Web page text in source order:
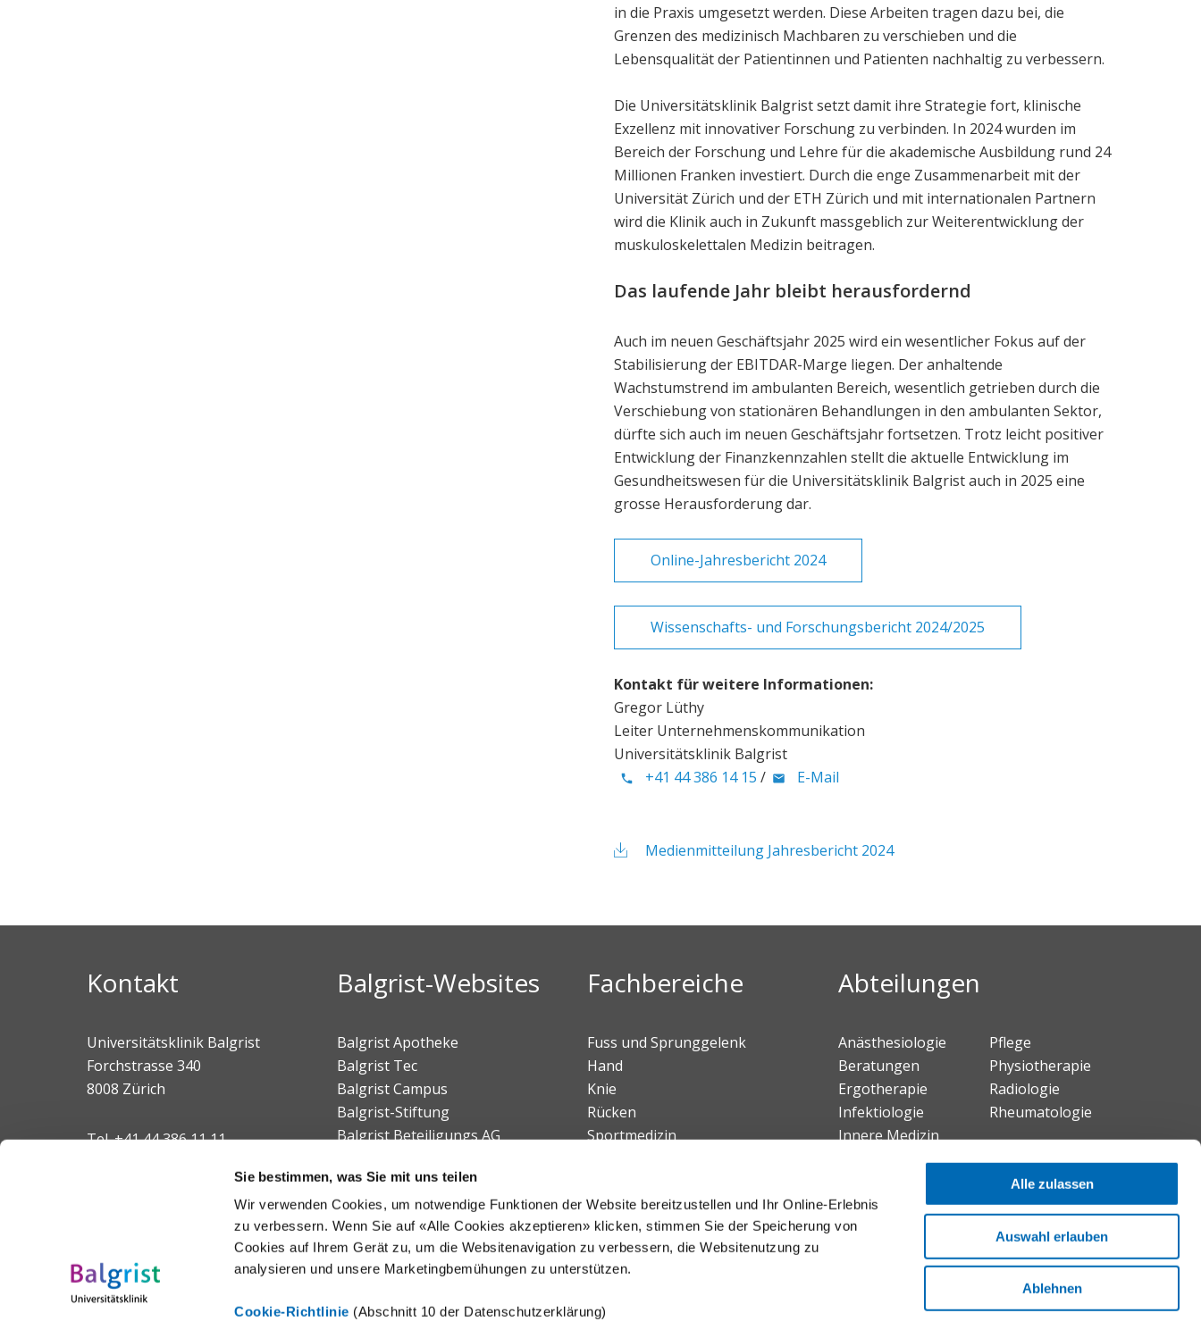
Sie bestimmen, was Sie mit uns teilen
Wir verwenden Cookies, um notwendige Funktionen der Website bereitzustellen und Ihr Online-Erlebnis
zu verbessern. Wenn Sie auf «Alle Cookies akzeptieren» klicken, stimmen Sie der Speicherung von
Cookies auf Ihrem Gerät zu, um die Websitenavigation zu verbessern, die Websitenutzung zu
analysieren und unsere Marketingbemühungen zu unterstützen.
Cookie-Richtlinie (Abschnitt 10 der Datenschutzerklärung)
Alle zulassen
Auswahl erlauben
Ablehnen
in die Praxis umgesetzt werden. Diese Arbeiten tragen dazu bei, die
Grenzen des medizinisch Machbaren zu verschieben und die
Lebensqualität der Patientinnen und Patienten nachhaltig zu verbessern.
Die Universitätsklinik Balgrist setzt damit ihre Strategie fort, klinische
Exzellenz mit innovativer Forschung zu verbinden. In 2024 wurden im
Bereich der Forschung und Lehre für die akademische Ausbildung rund 24
Millionen Franken investiert. Durch die enge Zusammenarbeit mit der
Universität Zürich und der ETH Zürich und mit internationalen Partnern
wird die Klinik auch in Zukunft massgeblich zur Weiterentwicklung der
muskuloskelettalen Medizin beitragen.
Das laufende Jahr bleibt herausfordernd
Auch im neuen Geschäftsjahr 2025 wird ein wesentlicher Fokus auf der
Stabilisierung der EBITDAR-Marge liegen. Der anhaltende
Wachstumstrend im ambulanten Bereich, wesentlich getrieben durch die
Verschiebung von stationären Behandlungen in den ambulanten Sektor,
dürfte sich auch im neuen Geschäftsjahr fortsetzen. Trotz leicht positiver
Entwicklung der Finanzkennzahlen stellt die aktuelle Entwicklung im
Gesundheitswesen für die Universitätsklinik Balgrist auch in 2025 eine
grosse Herausforderung dar.
Online-Jahresbericht 2024
Wissenschafts- und Forschungsbericht 2024/2025
Kontakt für weitere Informationen:
Gregor Lüthy
Leiter Unternehmenskommunikation
Universitätsklinik Balgrist
+41 44 386 14 15 / E-Mail
Medienmitteilung Jahresbericht 2024
Kontakt
Universitätsklinik Balgrist
Forchstrasse 340
8008 Zürich
Tel.+41 44 386 11 11
Balgrist-Websites
Balgrist Apotheke
Balgrist Tec
Balgrist Campus
Balgrist-Stiftung
Balgrist Beteiligungs AG
Fachbereiche
Fuss und Sprunggelenk
Hand
Knie
Rücken
Sportmedizin
Chiropraktische Medizin
Zentrum für Paraplegie
Abteilungen
Anästhesiologie
Beratungen
Ergotherapie
Infektiologie
Innere Medizin
Neuro-Urologie
Pflege
Physiotherapie
Radiologie
Rheumatologie